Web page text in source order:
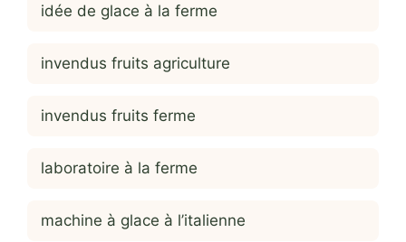
idée de glace à la ferme
invendus fruits agriculture
invendus fruits ferme
laboratoire à la ferme
machine à glace à l’italienne